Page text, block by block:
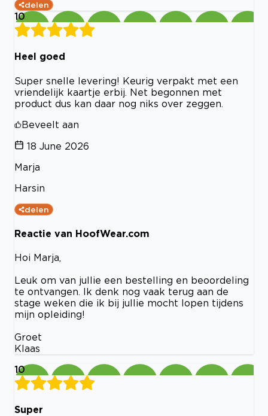
delen
10
Heel goed
Super snelle levering! Keurig verpakt met een
vriendelijk kaartje erbij. Net begonnen met
product dus kan daar nog niks over zeggen.
Beveelt aan
18 June 2026
Marja
Harsin
delen
Reactie van HoofWear.com
Hoi Marja,
Leuk om van jullie een bestelling en beoordeling
te ontvangen. Ik denk nog vaak terug aan de
stage weken die ik bij jullie mocht lopen tijdens
mijn opleiding!
Groet
Klaas
10
Super